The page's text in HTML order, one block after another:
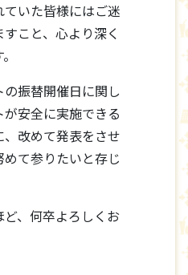
いた皆様にはご迷
こと、心より深く
振替開催日に関し
安全に実施できる
改めて発表をさせ
て参りたいと存じ
、何卒よろしくお